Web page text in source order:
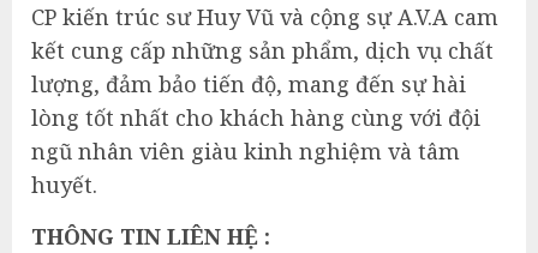
CP kiến trúc sư Huy Vũ và cộng sự A.V.A cam
kết cung cấp những sản phẩm, dịch vụ chất
lượng, đảm bảo tiến độ, mang đến sự hài
lòng tốt nhất cho khách hàng cùng với đội
ngũ nhân viên giàu kinh nghiệm và tâm
huyết.
THÔNG TIN LIÊN HỆ :